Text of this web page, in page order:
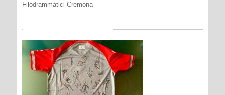
Filodrammatici Cremona